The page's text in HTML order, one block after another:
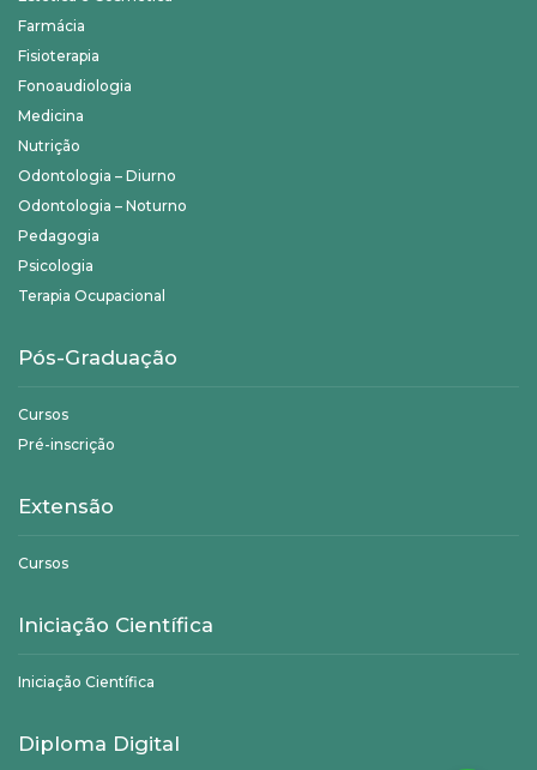
Farmácia
Fisioterapia
Fonoaudiologia
Medicina
Nutrição
Odontologia – Diurno
Odontologia – Noturno
Pedagogia
Psicologia
Terapia Ocupacional
Pós-Graduação
Cursos
Pré-inscrição
Extensão
Cursos
Iniciação Científica
Iniciação Científica
Diploma Digital